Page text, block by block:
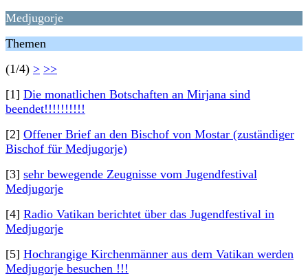
Medjugorje
Themen
(1/4) > >>
[1] Die monatlichen Botschaften an Mirjana sind
beendet!!!!!!!!!!
[2] Offener Brief an den Bischof von Mostar (zuständiger
Bischof für Medjugorje)
[3] sehr bewegende Zeugnisse vom Jugendfestival
Medjugorje
[4] Radio Vatikan berichtet über das Jugendfestival in
Medjugorje
[5] Hochrangige Kirchenmänner aus dem Vatikan werden
Medjugorje besuchen !!!